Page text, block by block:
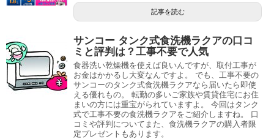
記事を読む
サンコー タンク式食洗機ラクアの口コ
ミと評判は？工事不要で人気
食器洗い乾燥機を使えば良いんですが、取付工事が
お金はかかるし大変なんですよ。 でも、工事不要の
サンコーのタンク式食洗機ラクアなら届いたら即使
える優れもの。 転勤の多いご家族や賃貸住宅にお住
まいの方には重宝がられていますよ。 今回はタンク
式で工事不要の食洗機ラクアをご紹介しますね。 口
コミや評判についてまた、食洗機ラクアの購入者限
定プレゼントもあります。